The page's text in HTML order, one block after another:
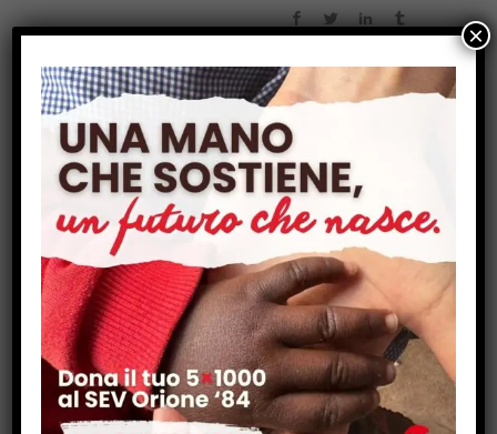
Progetti nel Mondo
×